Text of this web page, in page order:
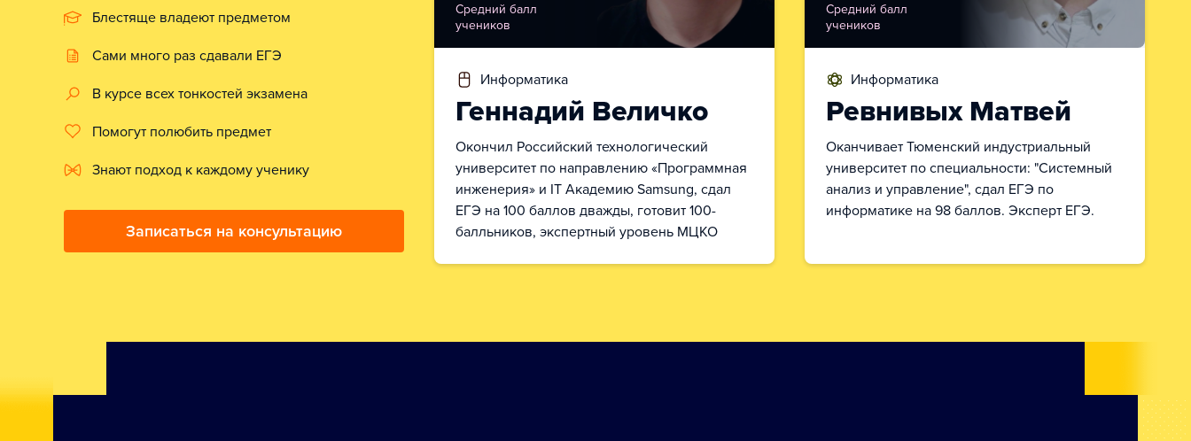
Блестяще владеют предметом
Сами много раз сдавали ЕГЭ
В курсе всех тонкостей экзамена
Помогут полюбить предмет
Знают подход к каждому ученику
Записаться на консультацию
Средний балл
учеников
информатика
Геннадий Величко
Окончил Российский технологический
университет по направлению «Программная
инженерия» и IT Академию Samsung, сдал
ЕГЭ на 100 баллов дважды, готовит 100-
балльников, экспертный уровень МЦКО
Средний балл
учеников
информатика
Ревнивых Матвей
Оканчивает Тюменский индустриальный
университет по специальности: "Системный
анализ и управление", сдал ЕГЭ по
информатике на 98 баллов. Эксперт ЕГЭ.